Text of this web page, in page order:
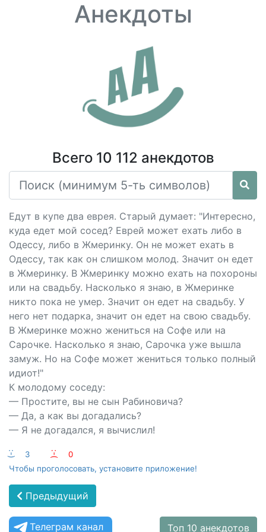
Анекдоты
Всего 10 112 анекдотов
Едут в купе два еврея. Старый думает: "Интересно,
куда едет мой сосед? Еврей может ехать либо в
Одессу, либо в Жмеринку. Он не может ехать в
Одессу, так как он слишком молод. Значит он едет
в Жмеринку. В Жмеринку можно ехать на похороны
или на свадьбу. Насколько я знаю, в Жмеринке
никто пока не умер. Значит он едет на свадьбу. У
него нет подарка, значит он едет на свою свадьбу.
В Жмеринке можно жениться на Софе или на
Сарочке. Насколько я знаю, Сарочка уже вышла
замуж. Но на Софе может жениться только полный
идиот!"
К молодому соседу:
— Простите, вы не сын Рабиновича?
— Да, а как вы догадались?
— Я не догадался, я вычислил!
:-) 3 :-(
0
Чтобы проголосовать, установите приложение!
Предыдущий
Телеграм канал Топ 10 анекдотов